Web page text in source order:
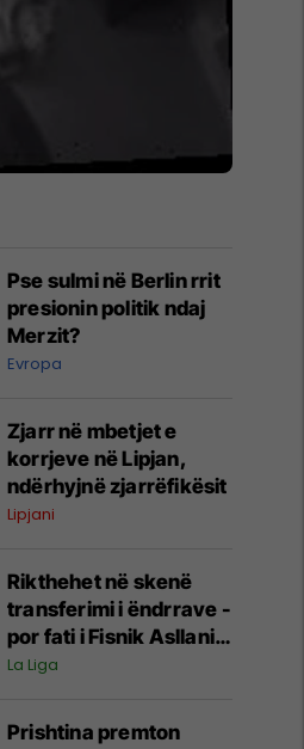
Pse sulmi në Berlin rrit
presionin politik ndaj
Merzit?
Evropa
Zjarr në mbetjet e
korrjeve në Lipjan,
ndërhyjnë zjarrëfikësit
Lipjani
Rikthehet në skenë
transferimi i ëndrrave -
por fati i Fisnik Asllanit
vazhdon të varet nga
La Liga
Prishtina premton